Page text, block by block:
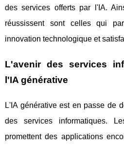
des services offerts par l'IA.
réussissent sont celles qui
innovation technologique et
L'avenir des services
l'IA générative
L'IA générative est en passe de
des services informatiques.
promettent des applications